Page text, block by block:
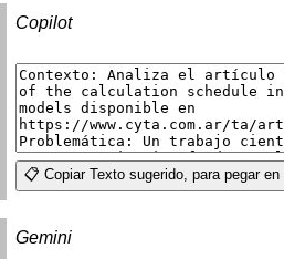
Copilot
📋 Copiar Texto sugerido, para pegar en
Gemini